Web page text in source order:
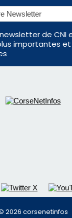
de CNI
importantes
2026 corsenetinfos